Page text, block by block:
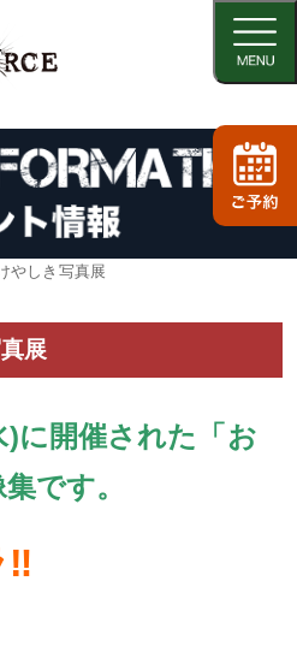
やしき写真展
展
)に開催された「お
です。
‼